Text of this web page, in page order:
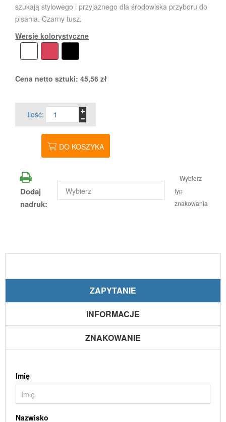
szukają stylowego i przyjaznego dla środowiska przyboru do
pisania. Czarny tusz.
Wersje kolorystyczne
Cena netto sztuki: 45,56 zł
Ilość:
DO KOSZYKA
Dodaj
nadruk:
Wybierz
typ
znakowania
ZAPYTANIE
INFORMACJE
ZNAKOWANIE
Imię
Nazwisko